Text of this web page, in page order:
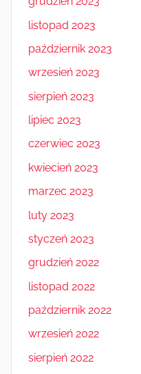
listopad 2023
październik 2023
wrzesień 2023
sierpień 2023
lipiec 2023
czerwiec 2023
kwiecień 2023
marzec 2023
luty 2023
styczeń 2023
grudzień 2022
listopad 2022
październik 2022
wrzesień 2022
sierpień 2022